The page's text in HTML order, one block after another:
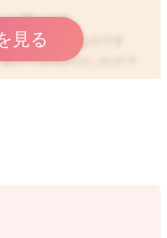
と思います。
もあるようなのです
げてみるのはいかがで
遅らせてお風呂にされ
見る